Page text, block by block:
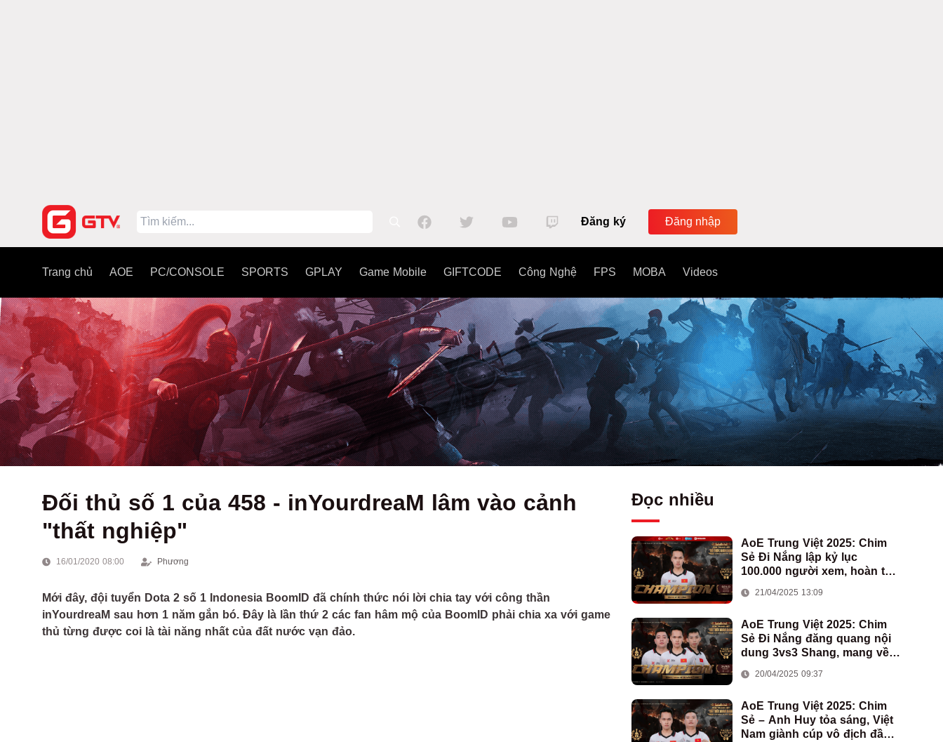
Đăng ký Đăng nhập
Trang chủ AOE PC/CONSOLE SPORTS GPLAY Game Mobile GIFTCODE Công Nghệ FPS MOBA Videos
Đối thủ số 1 của 458 - inYourdreaM lâm vào cảnh
"thất nghiệp"
16/01/2020 08:00 Phương
Mới đây, đội tuyển Dota 2 số 1 Indonesia BoomID đã chính thức nói lời chia tay với công thần
inYourdreaM sau hơn 1 năm gắn bó. Đây là lần thứ 2 các fan hâm mộ của BoomID phải chia xa với game
thủ từng được coi là tài năng nhất của đất nước vạn đảo.
Đọc nhiều
AoE Trung Việt 2025: Chim
Sẻ Đi Nắng lập kỷ lục
100.000 người xem, hoàn tất
Việt Nam
21/04/2025 13:09
AoE Trung Việt 2025: Chim
Sẻ Đi Nắng đăng quang nội
dung 3vs3 Shang, mang về
đoàn AoE Việt Nam
20/04/2025 09:37
AoE Trung Việt 2025: Chim
Sẻ – Anh Huy tỏa sáng, Việt
Nam giành cúp vô địch đầu